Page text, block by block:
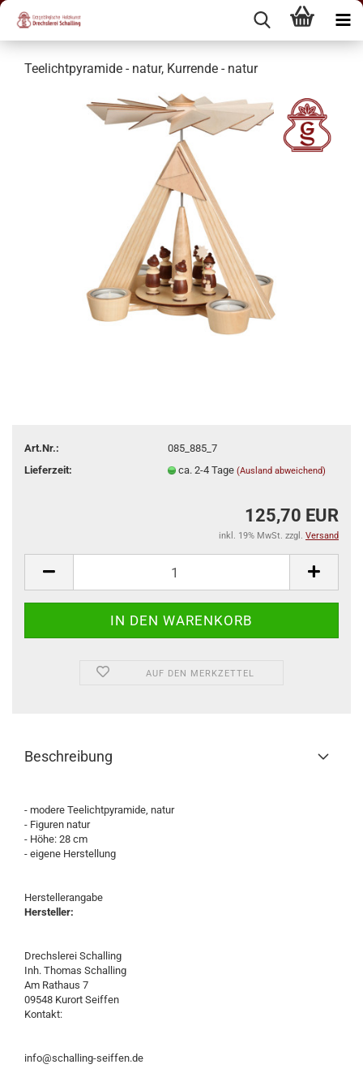
Teelichtpyramide - natur, Kurrende - natur
Art.Nr.:
085_885_7
Lieferzeit:
ca. 2-4 Tage (Ausland abweichend)
125,70 EUR
inkl. 19% MwSt. zzgl. Versand
AUF DEN MERKZETTEL
Beschreibung
- modere Teelichtpyramide, natur
- Figuren natur
- Höhe: 28 cm
- eigene Herstellung
Herstellerangabe
Hersteller:
Drechslerei Schalling
Inh. Thomas Schalling
Am Rathaus 7
09548 Kurort Seiffen
Kontakt:
info@schalling-seiffen.de